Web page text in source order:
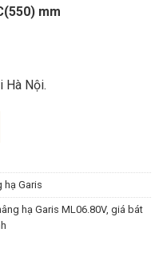
mm
Hà Nội.
lượng
hạ Garis
hạ Garis ML06.80V, giá bát